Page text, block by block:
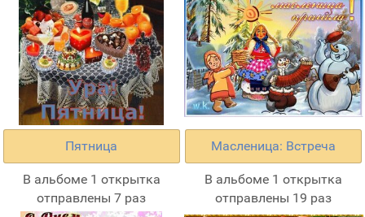
Пятница
В альбоме 1 открытка
отправлены 7 раз
Масленица: Встреча
В альбоме 1 открытка
отправлены 19 раз